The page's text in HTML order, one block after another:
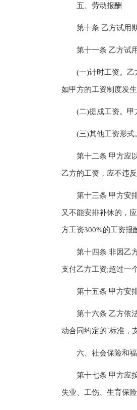
五、劳动报酬
第十条 乙方试用期
第十一条 乙方试用
(一)计时工资。乙方
如甲方的工资制度发
(二)提成工资。甲方
(三)其他工资形式。
第十二条 甲方应以
乙方的工资，应不违
第十三条 甲方安排
又不能安排补休的，
方工资300%的工资报
第十四条 非因乙方
支付乙方工资;超过一
第十五条 甲方安排
第十六条 乙方依法
动合同约定的`标准，
六、社会保险和福
第十七条 甲方应按
失业、工伤、生育保